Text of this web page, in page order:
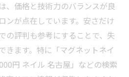
、価格と技術力のバランスが良
ンが点在しています。安さだけ
の評判も参考にすることで、失
きます。特に「マグネットネイ
円 ネイル 名古屋」などの検索